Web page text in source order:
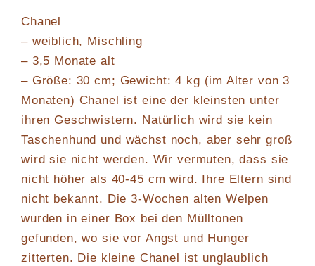
Chanel
– weiblich, Mischling
– 3,5 Monate alt
– Größe: 30 cm; Gewicht: 4 kg (im Alter von 3
Monaten) Chanel ist eine der kleinsten unter
ihren Geschwistern. Natürlich wird sie kein
Taschenhund und wächst noch, aber sehr groß
wird sie nicht werden. Wir vermuten, dass sie
nicht höher als 40-45 cm wird. Ihre Eltern sind
nicht bekannt. Die 3-Wochen alten Welpen
wurden in einer Box bei den Mülltonen
gefunden, wo sie vor Angst und Hunger
zitterten. Die kleine Chanel ist unglaublich